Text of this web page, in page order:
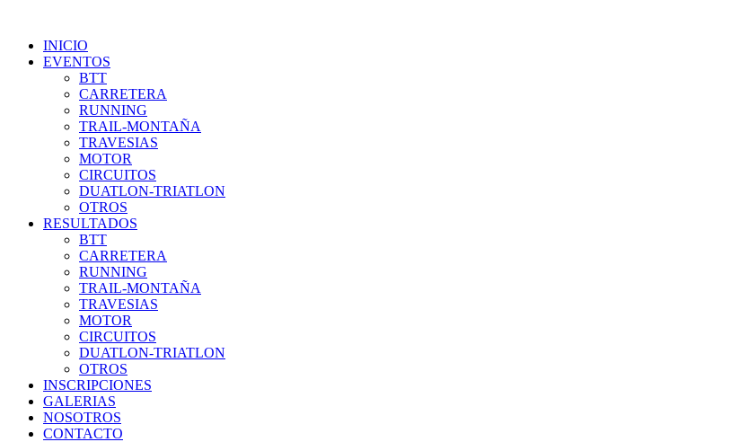
INICIO
EVENTOS
BTT
CARRETERA
RUNNING
TRAIL-MONTAÑA
TRAVESIAS
MOTOR
CIRCUITOS
DUATLON-TRIATLON
OTROS
RESULTADOS
BTT
CARRETERA
RUNNING
TRAIL-MONTAÑA
TRAVESIAS
MOTOR
CIRCUITOS
DUATLON-TRIATLON
OTROS
INSCRIPCIONES
GALERIAS
NOSOTROS
CONTACTO